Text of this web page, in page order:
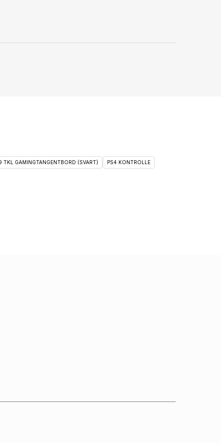
TKL GAMINGTANGENTBORD (SVART) PS4 KONTROLLE